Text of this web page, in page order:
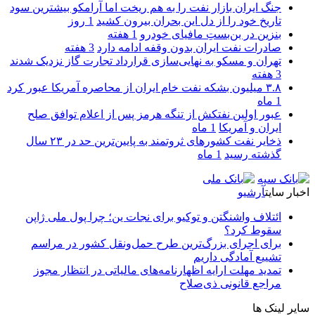
جنگ ایران بازار نفت را به هم ریخت اما آرامکو بیشترین سود
تاریخ خود را از دل این بحران بیرون کشید 1 روز
بنزین در بن‌بستِ مافیای خودرو 1 هفته
صادرات نفت ایران بدون وقفه ادامه دارد 3 هفته
تهران و مسکو به نهایی‌سازی قرارداد تجارت گاز نزدیک شدند
3 هفته
۳.۸ میلیون بشکه نفت خام ایران از محاصره آمریکا عبور کرد
1 ماه
عبور اولین نفتکش از تنگه هرمز پس از اعلام توافق صلح
ایران و آمریکا 1 ماه
ذخایر نفت کشورهای ثروتمند به پایین‌ترین حد در ۲۳ سال
گذشته رسید 1 ماه
اخبار سایتآرشیو
ائتلاف واشنگتن و توکیو برای نجات ین؛ چرا پول ملی ژاپن
سقوط کرد؟
برای اجرای بزرگ‌ترین طرح حمل‌ونقل کشور در مراسم
تشییع آمادگی داریم
تمدید مهلت ارایه اظهارنامه‌های مالیاتی در انتظار مجوز
مراجع قانونی ذی‌‏صلاح
سایر لینک ها